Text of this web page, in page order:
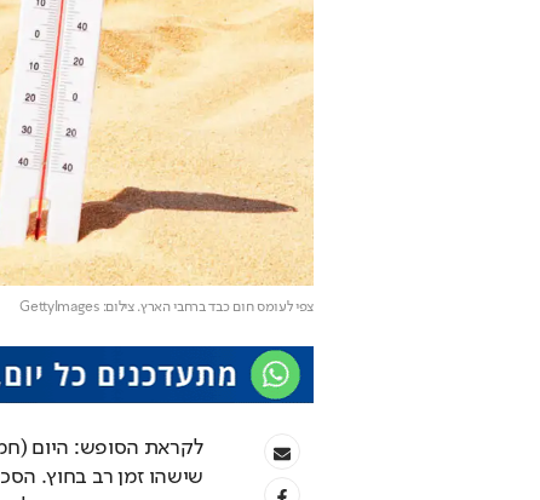
צפי לעומס חום כבד ברחבי הארץ. צילום: GettyImages